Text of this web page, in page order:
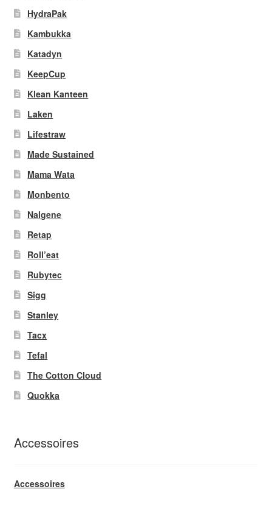
HydraPak
Kambukka
Katadyn
KeepCup
Klean Kanteen
Laken
Lifestraw
Made Sustained
Mama Wata
Monbento
Nalgene
Retap
Roll’eat
Rubytec
Sigg
Stanley
Tacx
Tefal
The Cotton Cloud
Quokka
Accessoires
Accessoires